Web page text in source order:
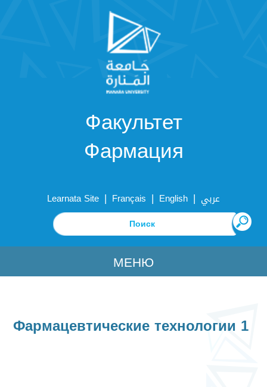
Факультет
Фармация
Learnata Site | Français | English | عربي
МЕНЮ
Фармацевтические технологии 1